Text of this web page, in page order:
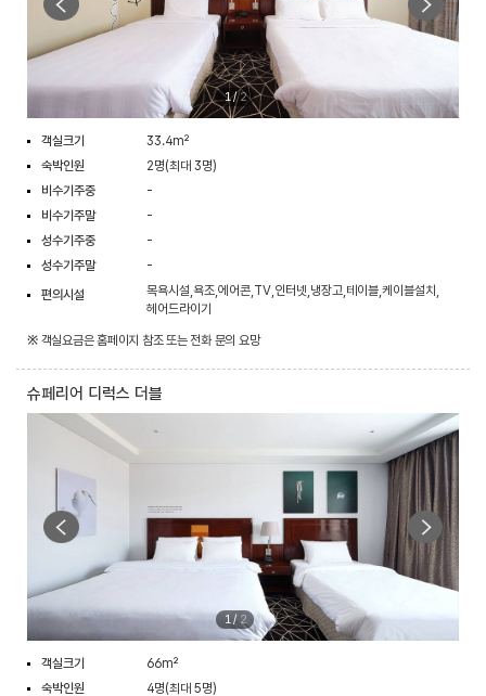
1/2
객실크기
33.4m²
숙박인원
2명(최대 3명)
비수기주중
-
비수기주말
-
성수기주중
-
성수기주말
-
편의시설
목욕시설,욕조,에어콘,TV,인터넷,냉장고,테이블,케이블설치,
헤어드라이기
※ 객실요금은 홈페이지 참조 또는 전화 문의 요망
슈페리어 디럭스 더블
1 / 2
객실크기
66m²
숙박인원
4명(최대 5명)